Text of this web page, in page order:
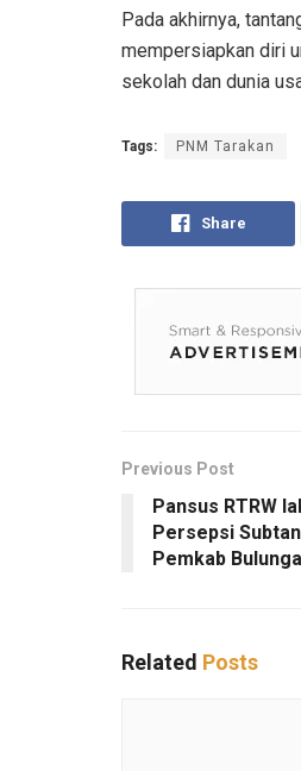
Pada akhirnya,
mempersiapkan diri
sekolah dan dunia
Tags: PNM Tarakan
Share
Previous Post
Pansus RTRW
Persepsi
Pemkab
Related Posts